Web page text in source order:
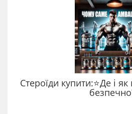
Стероїди купити:⭐Де і